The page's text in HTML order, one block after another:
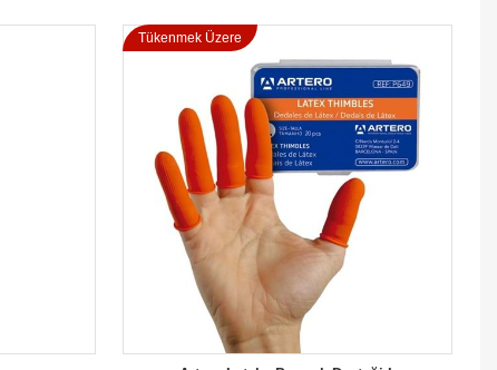
Tükenmek Üzere